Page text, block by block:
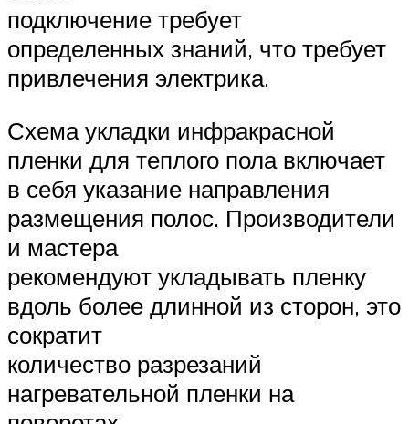
подключение требует
определенных знаний, что требует
привлечения электрика.
Схема укладки инфракрасной
пленки для теплого пола включает
в себя указание направления
размещения полос. Производители
и мастера
рекомендуют укладывать пленку
вдоль более длинной из сторон, это
сократит
количество разрезаний
нагревательной пленки на